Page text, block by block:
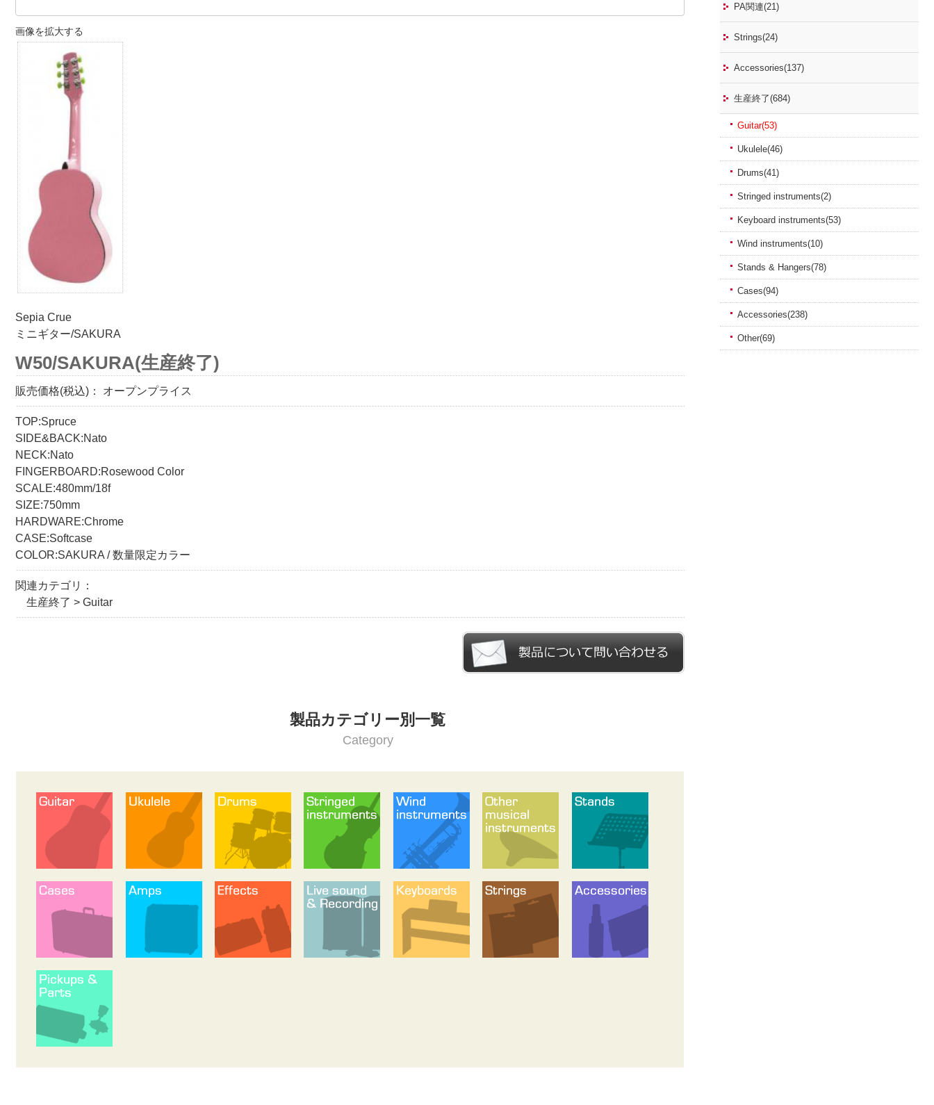
画像を拡大する
Sepia Crue
ミニギター/SAKURA
W50/SAKURA(生産終了)
販売価格(税込)： オープンプライス
TOP:Spruce
SIDE&BACK:Nato
NECK:Nato
FINGERBOARD:Rosewood Color
SCALE:480mm/18f
SIZE:750mm
HARDWARE:Chrome
CASE:Softcase
COLOR:SAKURA / 数量限定カラー
関連カテゴリ：
生産終了 > Guitar
製品カテゴリー別一覧
Category
PA関連(21)
Strings(24)
Accessories(137)
生産終了(684)
Guitar(53)
Ukulele(46)
Drums(41)
Stringed instruments(2)
Keyboard instruments(53)
Wind instruments(10)
Stands & Hangers(78)
Cases(94)
Accessories(238)
Other(69)